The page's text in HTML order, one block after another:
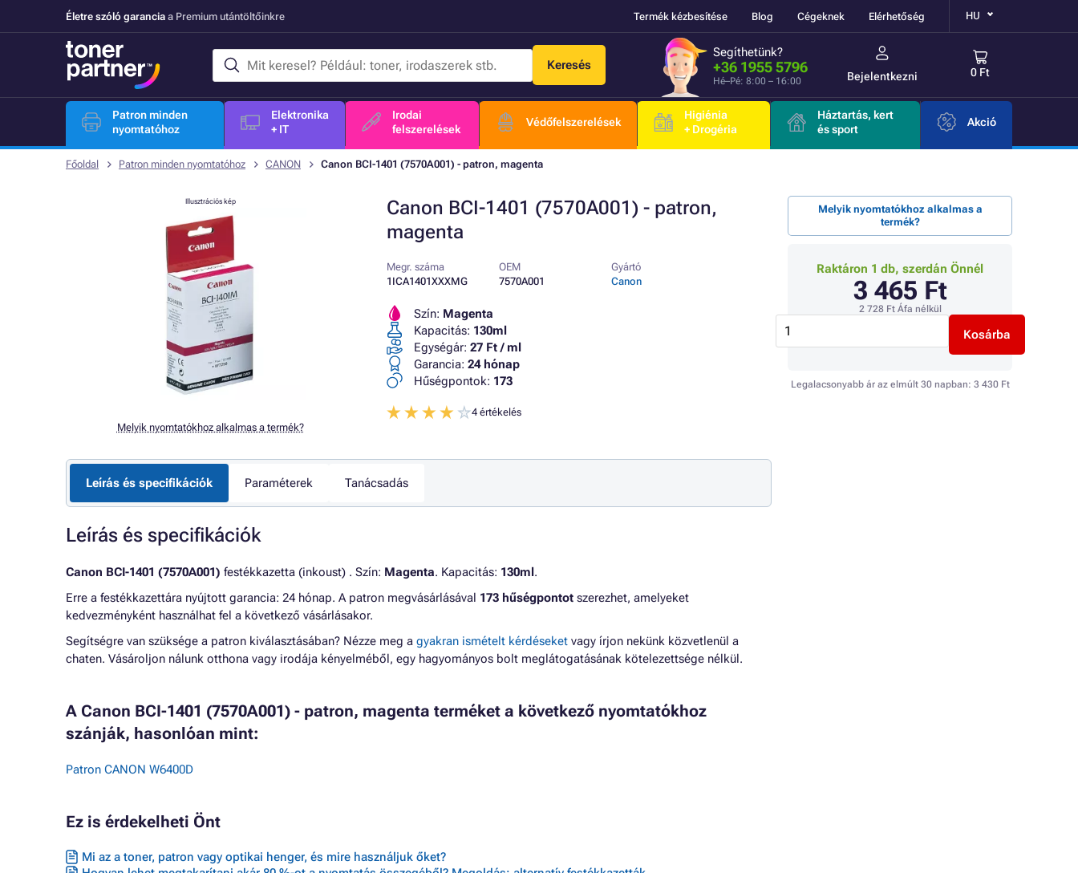
Életre szóló garancia a Premium utántöltőinkre Termék kézbesítése Blog Cégeknek Elérhetőség HU
Keresés
Segíthetünk?
+36 1955 5796
Hé–Pé: 8:00 – 16:00 Bejelentkezni 0 Ft
Patron minden
nyomtatóhoz
Elektronika
+ IT
Irodai
felszerelések
Védőfelszerelések
Higiénia
+ Drogéria
Háztartás, kert
és sport
Akció
Főoldal Patron minden nyomtatóhoz CANON Canon BCI-1401 (7570A001) - patron, magenta
Canon BCI-1401 (7570A001) - patron,
magenta
Illusztrációs kép
Melyik nyomtatókhoz alkalmas a termék?
Megr. száma
1ICA1401XXXMG
OEM
7570A001
Gyártó
Canon
Szín: Magenta
Kapacitás: 130ml
Egységár: 27 Ft / ml
Garancia: 24 hónap
Hűségpontok: 173
4 értékelés
Melyik nyomtatókhoz alkalmas a
termék?
Raktáron 1 db, szerdán Önnél
3 465 Ft
2 728 FtÁfa nélkül
Kosárba
Legalacsonyabb ár az elmúlt 30 napban: 3 430 Ft
Leírás és specifikációk Paraméterek Tanácsadás
Leírás és specifikációk
Canon BCI-1401 (7570A001) festékkazetta (inkoust) . Szín: Magenta. Kapacitás: 130ml.
Erre a festékkazettára nyújtott garancia: 24 hónap. A patron megvásárlásával 173 hűségpontot szerezhet, amelyeket
kedvezményként használhat fel a következő vásárlásakor.
Segítségre van szüksége a patron kiválasztásában? Nézze meg a gyakran ismételt kérdéseket vagy írjon nekünk közvetlenül a
chaten. Vásároljon nálunk otthona vagy irodája kényelméből, egy hagyományos bolt meglátogatásának kötelezettsége nélkül.
A Canon BCI-1401 (7570A001) - patron, magenta terméket a következő nyomtatókhoz
szánják, hasonlóan mint:
Patron CANON W6400D
Ez is érdekelheti Önt
Mi az a toner, patron vagy optikai henger, és mire használjuk őket?